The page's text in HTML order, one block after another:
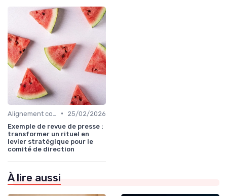
•
25/02/2026
Exemple de revue de presse :
transformer un rituel en
levier stratégique pour le
comité de direction
À lire aussi